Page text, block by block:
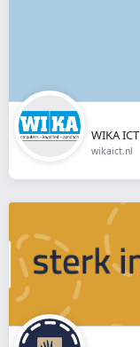
WIKA ICT
wikaict.nl